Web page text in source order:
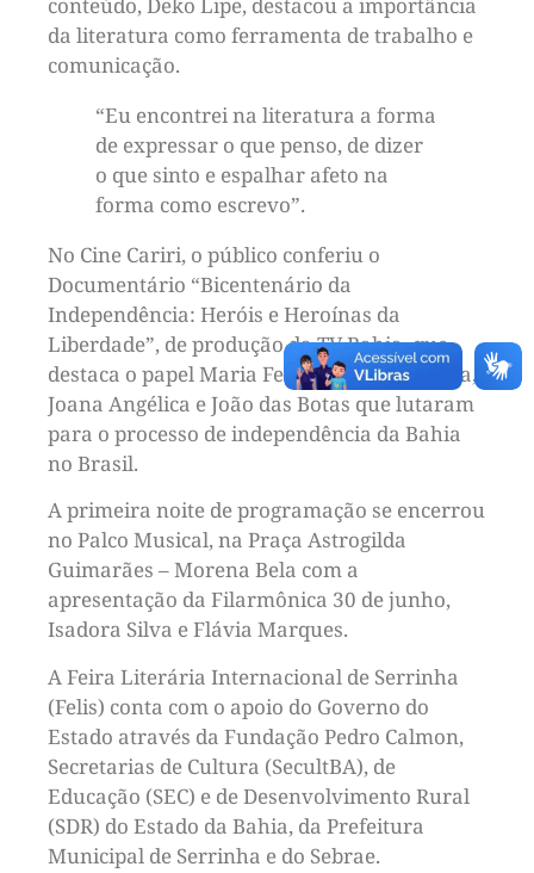
da literatura como ferramenta de trabalho e
comunicação.
“Eu encontrei na literatura a forma
de expressar o que penso, de dizer
o que sinto e espalhar afeto na
forma como escrevo”.
No Cine Cariri, o público conferiu o
Documentário “Bicentenário da
Independência: Heróis e Heroínas da
Liberdade”, de produção da TV Bahia, que
destaca o papel Maria Felipa, Maria Quitéria,
Joana Angélica e João das Botas que lutaram
para o processo de independência da Bahia
no Brasil.
A primeira noite de programação se encerrou
no Palco Musical, na Praça Astrogilda
Guimarães – Morena Bela com a
apresentação da Filarmônica 30 de junho,
Isadora Silva e Flávia Marques.
A Feira Literária Internacional de Serrinha
(Felis) conta com o apoio do Governo do
Estado através da Fundação Pedro Calmon,
Secretarias de Cultura (SecultBA), de
Educação (SEC) e de Desenvolvimento Rural
(SDR) do Estado da Bahia, da Prefeitura
Municipal de Serrinha e do Sebrae.